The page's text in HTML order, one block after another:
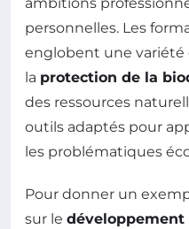
personnelles. Les
englobent une variété
la protection de la
des ressources
outils adaptés pour
les problématiques
Pour donner un
sur le développement